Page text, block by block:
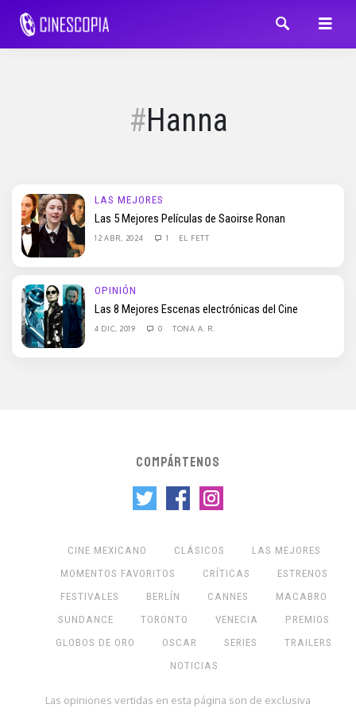
Hanna
LAS MEJORES
Las 5 Mejores Películas de Saoirse Ronan
12 ABR, 2024 1 EL FETT
OPINIÓN
Las 8 Mejores Escenas electrónicas del Cine
4 DIC, 2019 0 TONA A. R.
COMPÁRTENOS
CINE MEXICANO CLÁSICOS
LAS MEJORES
MOMENTOS FAVORITOS
CRÍTICAS
ESTRENOS
FESTIVALES
BERLÍN CANNES
MACABRO
SUNDANCE
TORONTO VENECIA
PREMIOS
GLOBOS DE ORO
OSCAR SERIES
TRAILERS
NOTICIAS
Las opiniones vertidas en esta página son de exclusiva